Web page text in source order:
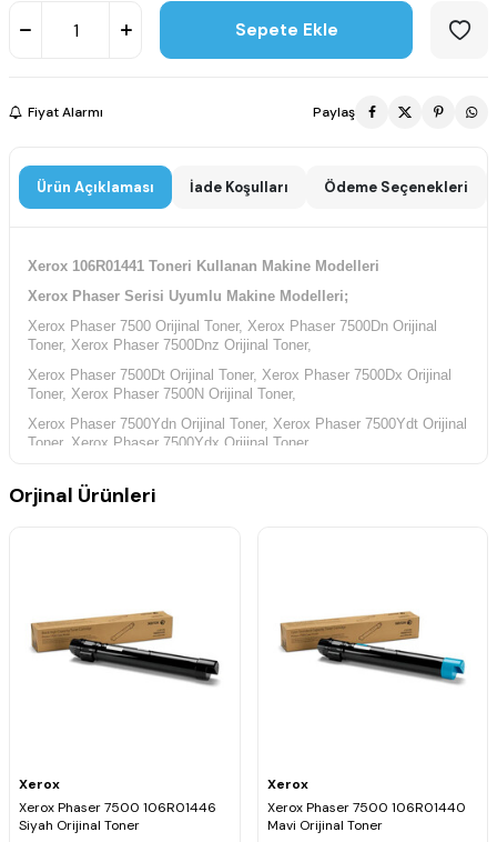
Sepete Ekle
Fiyat Alarmı Paylaş
Ürün Açıklaması İade Koşulları Ödeme Seçenekleri
Xerox 106R01441 Toneri Kullanan Makine Modelleri
Xerox Phaser Serisi Uyumlu Makine Modelleri;
Xerox Phaser 7500 Orijinal Toner, Xerox Phaser 7500Dn Orijinal
Toner, Xerox Phaser 7500Dnz Orijinal Toner,
Xerox Phaser 7500Dt Orijinal Toner, Xerox Phaser 7500Dx Orijinal
Toner, Xerox Phaser 7500N Orijinal Toner,
Xerox Phaser 7500Ydn Orijinal Toner, Xerox Phaser 7500Ydt Orijinal
Toner, Xerox Phaser 7500Ydx Orijinal Toner,
Orjinal Ürünleri
Xerox
Xerox Phaser 7500 106R01446
Siyah Orijinal Toner
Xerox
Xerox Phaser 7500 106R01440
Mavi Orijinal Toner